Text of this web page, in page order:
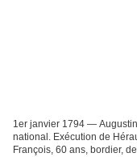
1er janvier 1794 —
national. Exécution de
François, 60 ans, bordier,